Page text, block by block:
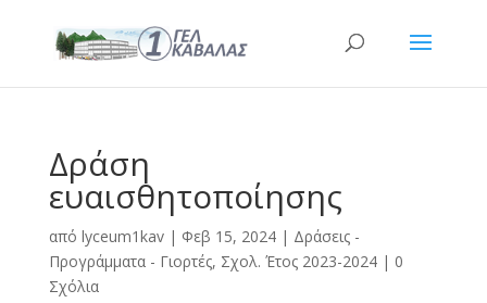
Δράση
ευαισθητοποίησης
από lyceum1kav| Φεβ 15, 2024| Δράσεις -
Προγράμματα - Γιορτές, Σχολ. Έτος 2023-2024| 0
Σχόλια